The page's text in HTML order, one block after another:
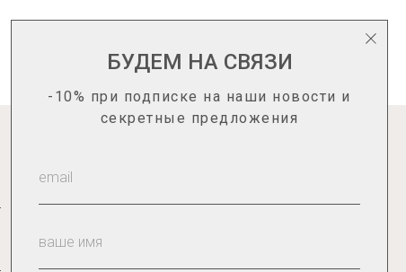
Каталог
О нас
Сотрудничество
БУДЕМ НА СВЯЗИ
-10% при подписке на наши новости и
секретные предложения